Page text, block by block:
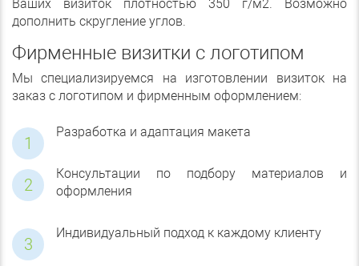
Ваших визиток плотностью 350 г/м2. Возможно
дополнить скругление углов.
Фирменные визитки с логотипом
Мы специализируемся на изготовлении визиток на
заказ с логотипом и фирменным оформлением:
Разработка и адаптация макета
Консультации по подбору материалов и
оформления
Индивидуальный подход к каждому клиенту